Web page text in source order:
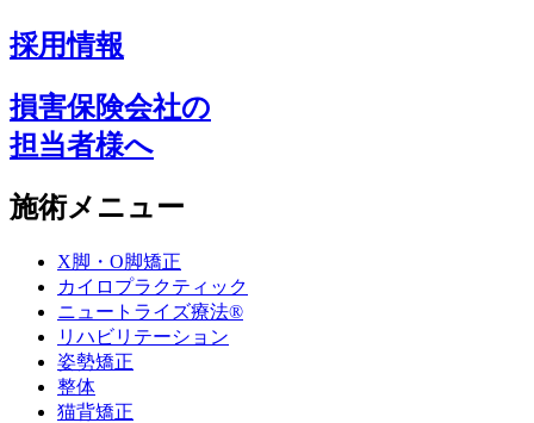
採用情報
損害保険会社の
担当者様へ
施術メニュー
X脚・O脚矯正
カイロプラクティック
ニュートライズ療法®
リハビリテーション
姿勢矯正
整体
猫背矯正